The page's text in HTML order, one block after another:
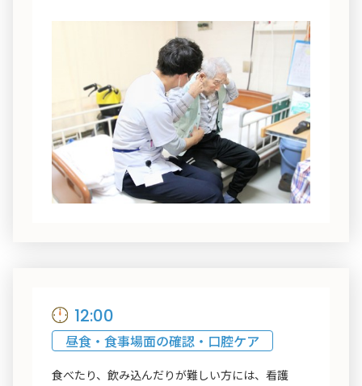
12:00
昼食・食事場面の確認・口腔ケア
食べたり、飲み込んだりが難しい方には、看護